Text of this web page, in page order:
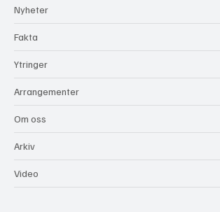
Nyheter
Fakta
Ytringer
Arrangementer
Om oss
Arkiv
Video